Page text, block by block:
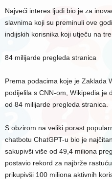
Najveći interes ljudi bio je za
slavnima koji su preminuli ove
indijskih korisnika koji utječu na
84 milijarde pregleda stranica
Prema podacima koje je Zaklada
podijelila s CNN-om, Wikipedia je
od 84 milijarde pregleda stranica.
S obzirom na veliki porast
chatbotu ChatGPT-u bio je
sakupivši više od 49,4 miliona
postavio rekord za najbrže
prikupivši 100 miliona aktivnih